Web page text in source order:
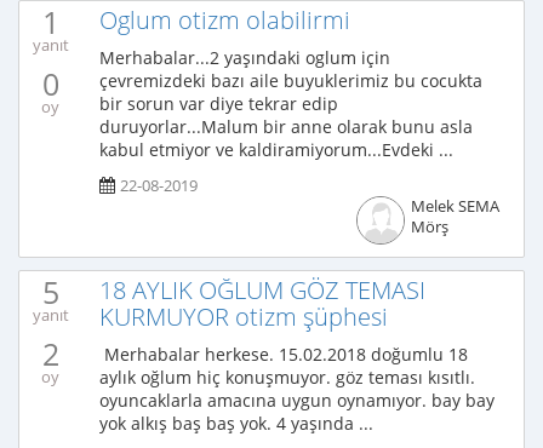
1
yanıt
0
oy
Oglum otizm olabilirmi
Merhabalar...2 yaşındaki oglum için
çevremizdeki bazı aile buyuklerimiz bu cocukta
bir sorun var diye tekrar edip
duruyorlar...Malum bir anne olarak bunu asla
kabul etmiyor ve kaldiramiyorum...Evdeki ...
22-08-2019
Melek SEMA
Mörş
5
yanıt
2
oy
18 AYLIK OĞLUM GÖZ TEMASI
KURMUYOR otizm şüphesi
Merhabalar herkese. 15.02.2018 doğumlu 18
aylık oğlum hiç konuşmuyor. göz teması kısıtlı.
oyuncaklarla amacına uygun oynamıyor. bay bay
yok alkış baş baş yok. 4 yaşında ...